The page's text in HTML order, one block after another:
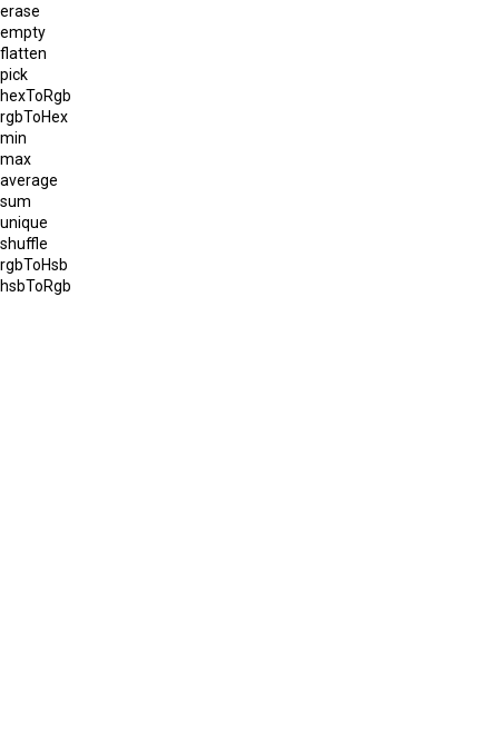
erase
empty
flatten
pick
hexToRgb
rgbToHex
min
max
average
sum
unique
shuffle
rgbToHsb
hsbToRgb